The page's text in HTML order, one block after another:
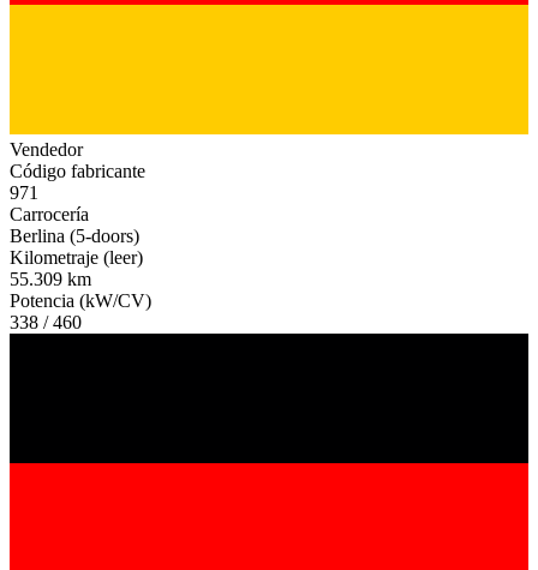
Vendedor
Código fabricante
971
Carrocería
Berlina (5-doors)
Kilometraje (leer)
55.309 km
Potencia (kW/CV)
338 / 460